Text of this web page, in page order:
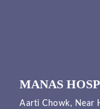
MANAS
Aarti Chowk, Near